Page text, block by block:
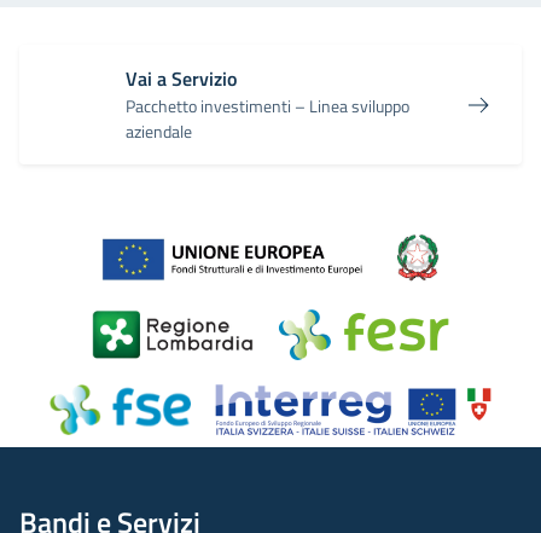
Vai a Servizio
Pacchetto investimenti – Linea sviluppo
aziendale
Bandi e Servizi